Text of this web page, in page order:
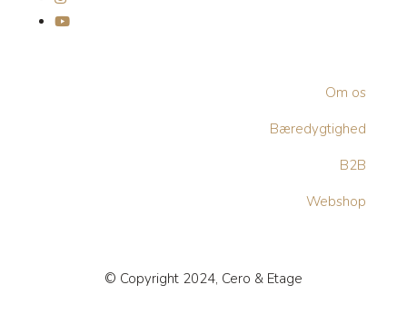
Om os
Bæredygtighed
B2B
Webshop
© Copyright 2024, Cero & Etage